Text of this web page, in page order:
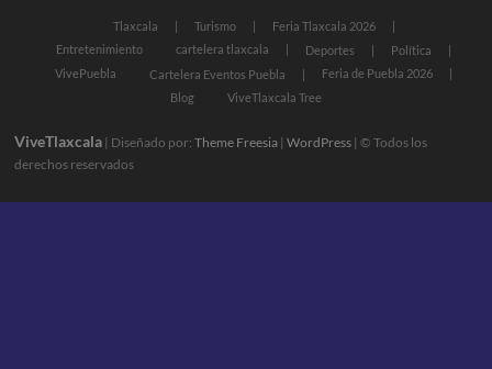
Tlaxcala Turismo
Feria Tlaxcala 2026
Entretenimiento
cartelera tlaxcala Deportes
Política
VivePuebla
Cartelera Eventos Puebla
Feria de Puebla 2026
Blog
ViveTlaxcala Tree
ViveTlaxcala | Diseñado por:Theme Freesia |WordPress | © Todos los
derechos reservados